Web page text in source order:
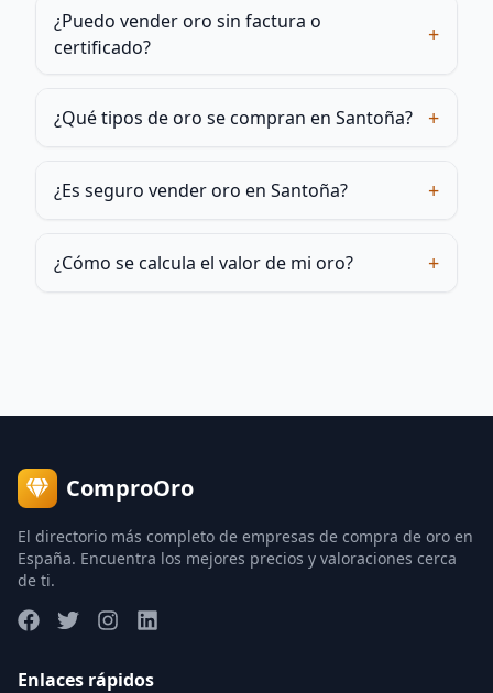
¿Puedo vender oro sin factura o
certificado?
+
¿Qué tipos de oro se compran en Santoña? +
¿Es seguro vender oro en Santoña? +
¿Cómo se calcula el valor de mi oro? +
ComproOro
El directorio más completo de empresas de compra de oro en
España. Encuentra los mejores precios y valoraciones cerca
de ti.
Enlaces rápidos